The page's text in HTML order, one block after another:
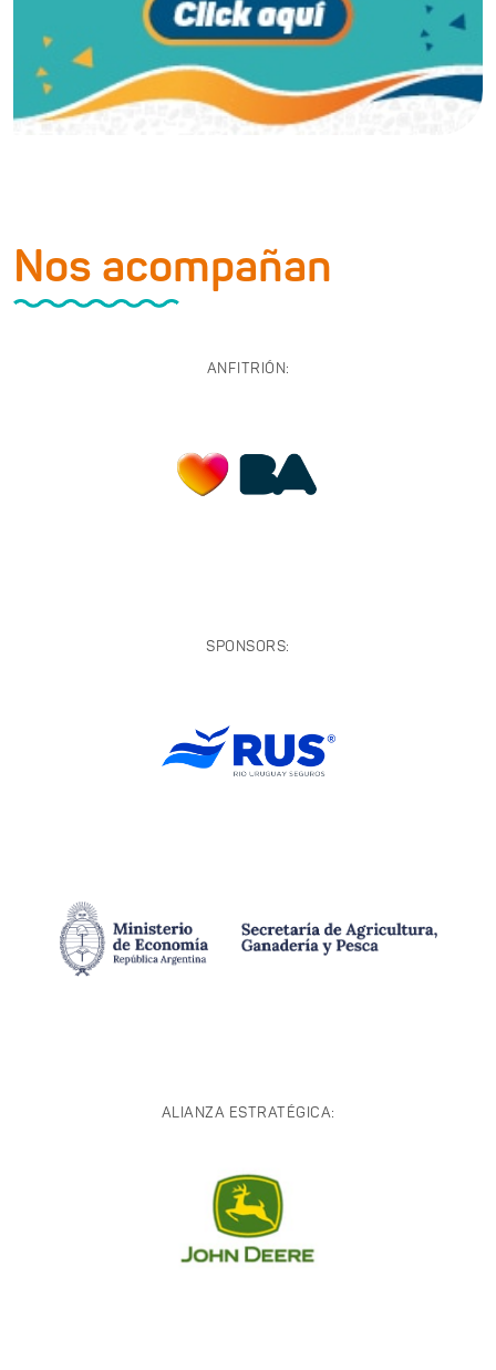
Nos acompañan
ANFITRIÓN:
SPONSORS:
ALIANZA ESTRATÉGICA: